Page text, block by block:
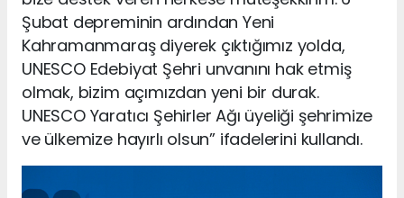
Şubat depreminin ardından Yeni
Kahramanmaraş diyerek çıktığımız yolda,
UNESCO Edebiyat Şehri unvanını hak etmiş
olmak, bizim açımızdan yeni bir durak.
UNESCO Yaratıcı Şehirler Ağı üyeliği şehrimize
ve ülkemize hayırlı olsun” ifadelerini kullandı.